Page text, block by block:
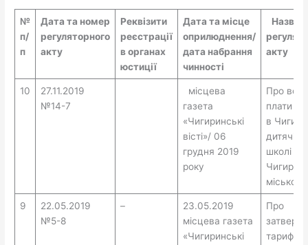
№
п/
п
Дата та номер
регуляторного
акту
Реквізити
реєстрації
в органах
юстиції
Дата та місце
оприлюднення/
дата набрання
чинності
Назва
акту
10
27.11.2019
№14-7
місцева
газета
«Чигиринські
вісті»/ 06
грудня 2019
року
Про
плати
в
дитячій
школі
9
22.05.2019
№5-8
–
23.05.2019
місцева газета
«Чигиринські
Про
тарифів